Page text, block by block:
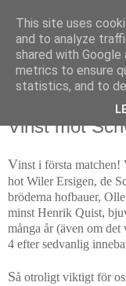
Vinst mot
Vinst i första matchen!
hot Wiler Ersigen, de
bröderna hofbauer,
minst Henrik Quist,
många år (även om det
4 efter sedvanlig
Så otroligt viktigt för
This site uses
and to analyze
shared with
metrics to ensure
statistics, and to